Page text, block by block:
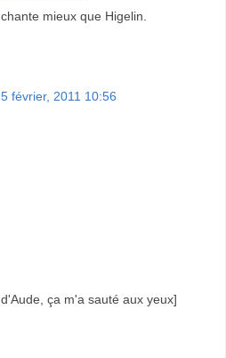
mieux que Higelin.
février, 2011 10:56
ça m'a sauté aux yeux]